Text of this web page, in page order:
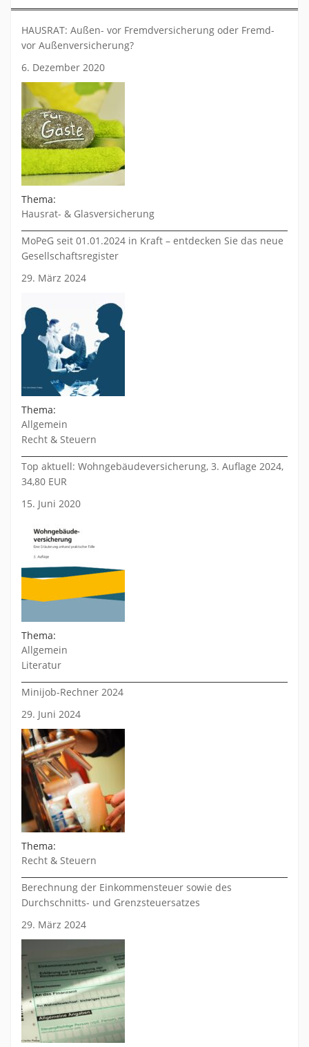
HAUSRAT: Außen- vor Fremdversicherung oder Fremd-
vor Außenversicherung?
6. Dezember 2020
Thema:
Hausrat- & Glasversicherung
MoPeG seit 01.01.2024 in Kraft – entdecken Sie das neue
Gesellschaftsregister
29. März 2024
Thema:
Allgemein
Recht & Steuern
Top aktuell: Wohngebäudeversicherung, 3. Auflage 2024,
34,80 EUR
15. Juni 2020
Thema:
Allgemein
Literatur
Minijob-Rechner 2024
29. Juni 2024
Thema:
Recht & Steuern
Berechnung der Einkommensteuer sowie des
Durchschnitts- und Grenzsteuersatzes
29. März 2024